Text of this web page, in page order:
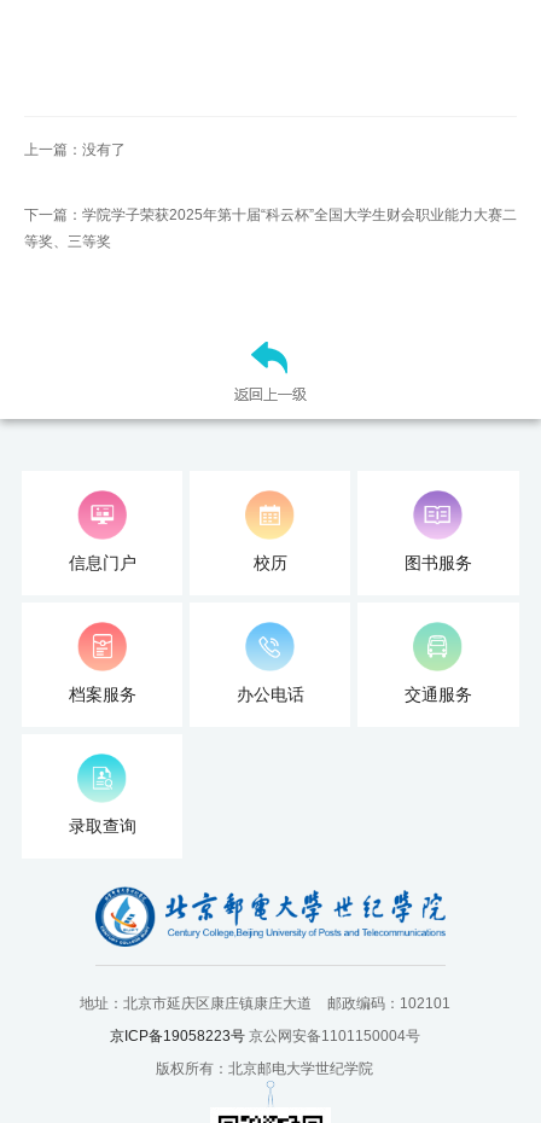
上一篇：没有了
下一篇：学院学子荣获2025年第十届“科云杯”全国大学生财会职业能力大赛二
等奖、三等奖
信息门户 校历 图书服务
档案服务 办公电话 交通服务
录取查询
地址：北京市延庆区康庄镇康庄大道
邮政编码：102101
京ICP备19058223号 京公网安备1101150004号
版权所有：北京邮电大学世纪学院